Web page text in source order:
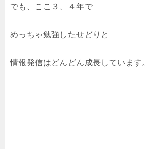
でも、ここ３、４年で
めっちゃ勉強したせどりと
情報発信はどんどん成長しています。